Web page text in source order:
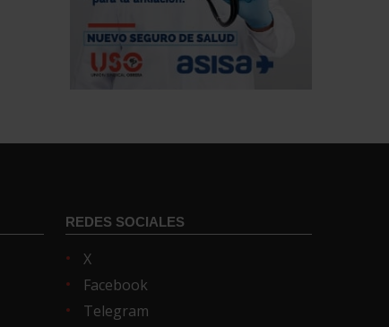
REDES SOCIALES
X
Facebook
Telegram